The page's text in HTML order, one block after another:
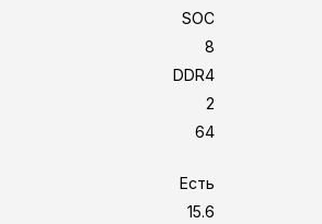
SOC
8
DDR4
2
64
Есть
15.6